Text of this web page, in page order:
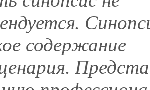
содержание